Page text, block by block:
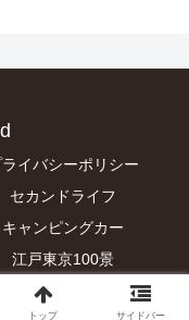
ライバシーポリシー
セカンドライフ
キャンピングカー
江戸東京100景
トップ サイドバー